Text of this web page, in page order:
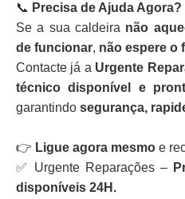
📞 Precisa de Ajuda Agora?
Se a sua caldeira não
de funcionar, não espere o
Contacte já a Urgente
técnico disponível e
garantindo segurança,
👉 Ligue agora mesmo e
✅ Urgente Reparações –
disponíveis 24H.